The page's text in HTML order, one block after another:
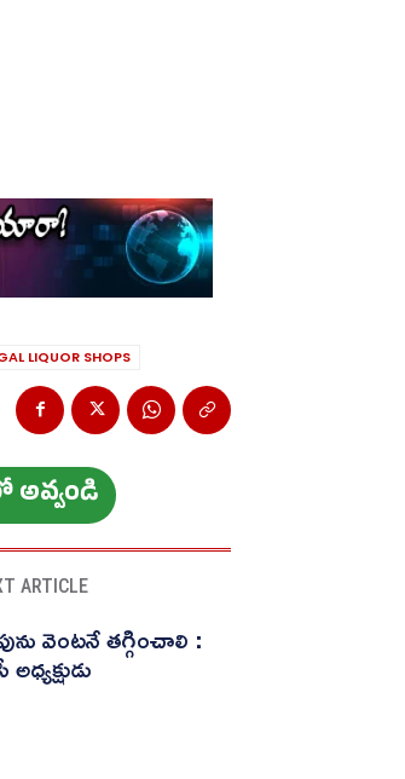
LIQUOR SHOPS
ARTICLE
వెంటనే తగ్గించాలి :